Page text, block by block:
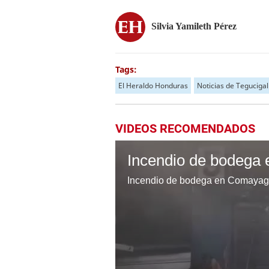
Silvia Yamileth Pérez
Tags:
El Heraldo Honduras Noticias de
VIDEOS RECOMENDADOS
Incendio de bodega en